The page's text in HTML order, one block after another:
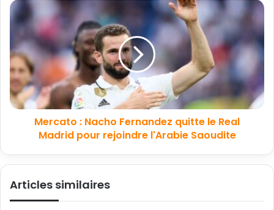
Mercato : Nacho Fernandez quitte le Real
Madrid pour rejoindre l'Arabie Saoudite
Articles similaires